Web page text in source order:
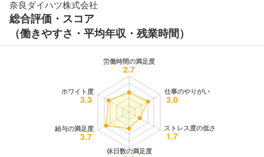
奈良ダイハツ株式会社
総合評価・スコア
（働きやすさ・平均年収・残業時間）